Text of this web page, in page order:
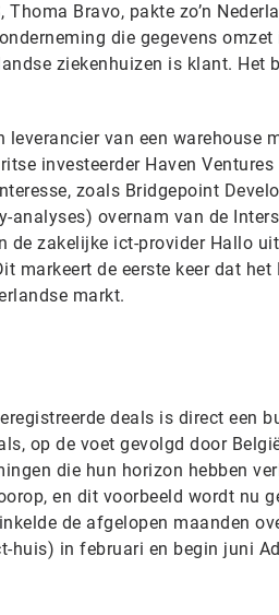
Bravo, pakte zo’n
die gegevens omzet
ziekenhuizen is klant. Het
van een warehouse
investeerder Haven
zoals Bridgepoint
analyses) overnam van de
de zakelijke ict-provider Hallo
markeert de eerste keer dat het
markt.
deals is direct een
op de voet gevolgd door
die hun horizon hebben
en dit voorbeeld wordt nu
de afgelopen maanden
huis) in februari en begin juni